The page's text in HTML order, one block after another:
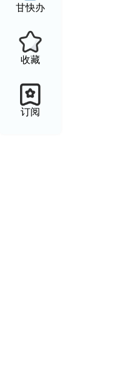
甘快办
收藏
订阅